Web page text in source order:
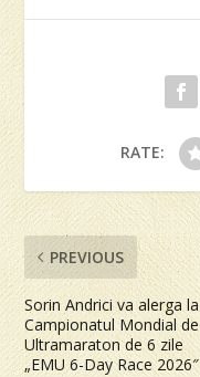
RATE:
PREVIOUS
Sorin Andrici va alerga la
Campionatul Mondial de
Ultramaraton de 6 zile
„EMU 6-Day Race 2026″